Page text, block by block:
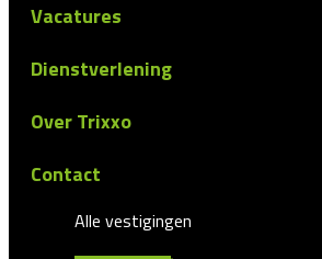
Vacatures
Dienstverlening
Over Trixxo
Contact
Alle vestigingen